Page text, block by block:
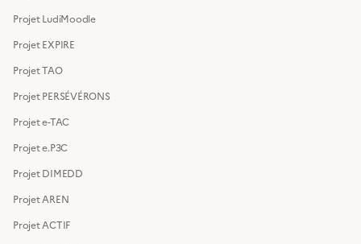
Projet LudiMoodle
Projet EXPIRE
Projet TAO
Projet PERSÉVÉRONS
Projet e-TAC
Projet e.P3C
Projet DIMEDD
Projet AREN
Projet ACTIF